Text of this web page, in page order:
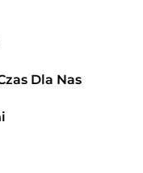
Dla Nas